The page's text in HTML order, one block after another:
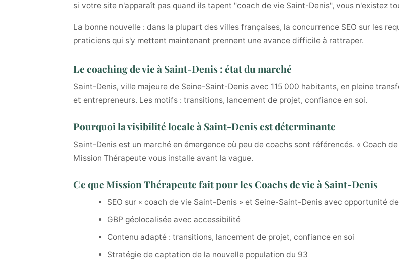
si votre site n'apparaît pas quand ils tapent "coach de vie Saint-Denis", vous n'existez
La bonne nouvelle : dans la plupart des villes françaises, la concurrence SEO sur les
praticiens qui s'y mettent maintenant prennent une avance difficile à rattraper.
Le coaching de vie à Saint-Denis : état du marché
Saint-Denis, ville majeure de Seine-Saint-Denis avec 115 000 habitants, en pleine
et entrepreneurs. Les motifs : transitions, lancement de projet, confiance en soi.
Pourquoi la visibilité locale à Saint-Denis est déterminante
Saint-Denis est un marché en émergence où peu de coachs sont référencés. « Coach
Mission Thérapeute vous installe avant la vague.
Ce que Mission Thérapeute fait pour les Coachs de vie à Saint-Denis
SEO sur « coach de vie Saint-Denis » et Seine-Saint-Denis avec opportunité
GBP géolocalisée avec accessibilité
Contenu adapté : transitions, lancement de projet, confiance en soi
Stratégie de captation de la nouvelle population du 93